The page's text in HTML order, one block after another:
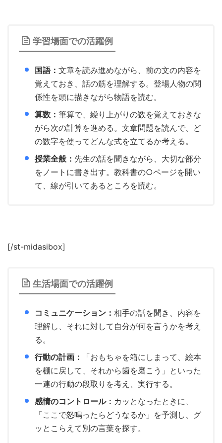
学習場面での活躍例
国語： 文章を読み進めながら、前の文の内容を
覚えておき、話の筋を理解する。登場人物の関
係性を頭に描きながら物語を読む。
算数： 筆算で、繰り上がりの数を覚えておきな
がら次の計算を進める。文章問題を読んで、ど
の数字を使ってどんな式を立てるか考える。
授業全般： 先生の話を聞きながら、大切な部分
をノートに書き出す。教科書の○ページを開い
て、線が引いてあるところを読む。
[/st-midasibox]
生活場面での活躍例
コミュニケーション： 相手の話を聞き、内容を
理解し、それに対して自分が何を言うかを考え
る。
行動の計画：
「おもちゃを箱にしまって、絵本
を棚に戻して、それから歯を磨こう」といった
一連の行動の段取りを考え、実行する。
感情のコントロール： カッとなったときに、
「ここで怒鳴ったらどうなるか」を予測し、グ
ッとこらえて別の言葉を探す。